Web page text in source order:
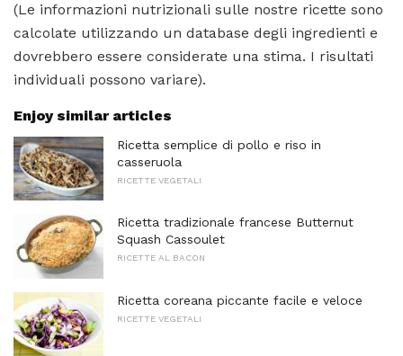
(Le informazioni nutrizionali sulle nostre ricette sono
calcolate utilizzando un database degli ingredienti e
dovrebbero essere considerate una stima. I risultati
individuali possono variare).
Enjoy similar articles
Ricetta semplice di pollo e riso in
casseruola
RICETTE VEGETALI
Ricetta tradizionale francese Butternut
Squash Cassoulet
RICETTE AL BACON
Ricetta coreana piccante facile e veloce
RICETTE VEGETALI